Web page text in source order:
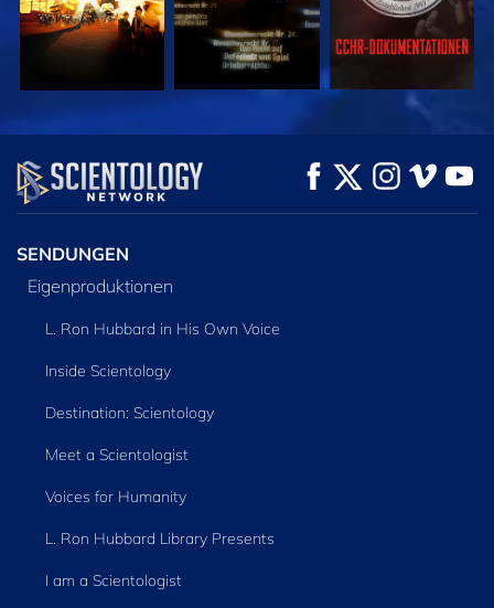
ANSEHEN
SERIE
ENTDECKEN
SENDUNGEN
Eigenproduktionen
L. Ron Hubbard in His Own Voice
Inside Scientology
Destination: Scientology
Meet a Scientologist
Voices for Humanity
L. Ron Hubbard Library Presents
I am a Scientologist